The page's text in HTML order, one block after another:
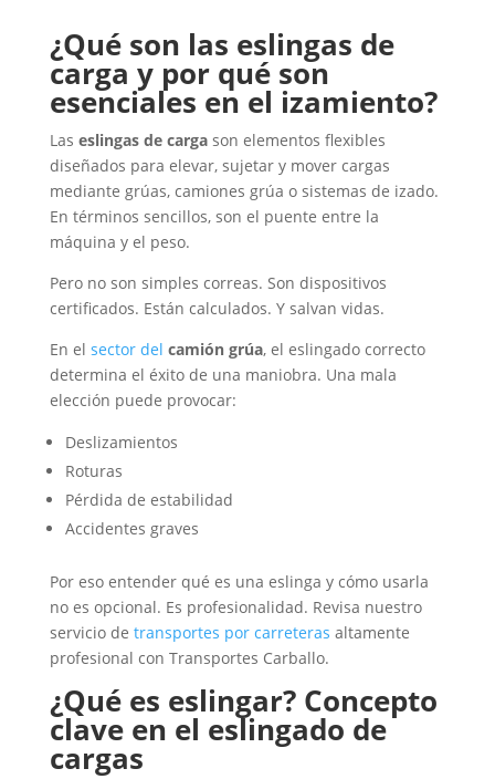
¿Qué son las eslingas de
carga y por qué son
esenciales en el izamiento?
Las eslingas de cargason elementos flexibles
diseñados para elevar, sujetar y mover cargas
mediante grúas, camiones grúa o sistemas de izado.
En términos sencillos, son el puente entre la
máquina y el peso.
Pero no son simples correas. Son dispositivos
certificados. Están calculados. Y salvan vidas.
En el sector del camión grúa, el eslingado correcto
determina el éxito de una maniobra. Una mala
elección puede provocar:
Deslizamientos
Roturas
Pérdida de estabilidad
Accidentes graves
Por eso entender qué es una eslinga y cómo usarla
no es opcional. Es profesionalidad. Revisa nuestro
servicio de transportes por carreteras altamente
profesional con Transportes Carballo.
¿Qué es eslingar? Concepto
clave en el eslingado de
cargas